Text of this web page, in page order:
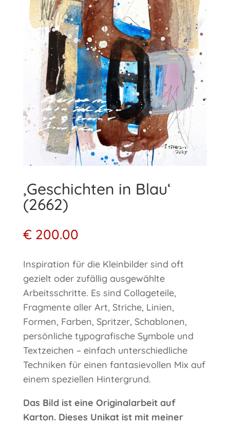
‚Geschichten in Blau‘
(2662)
€200.00
Inspiration für die Kleinbilder sind oft
gezielt oder zufällig ausgewählte
Arbeitsschritte. Es sind Collageteile,
Fragmente aller Art, Striche, Linien,
Formen, Farben, Spritzer, Schablonen,
persönliche typografische Symbole und
Textzeichen – einfach unterschiedliche
Techniken für einen fantasievollen Mix auf
einem speziellen Hintergrund.
Das Bild ist eine Originalarbeit auf
Karton. Dieses Unikat ist mit meiner